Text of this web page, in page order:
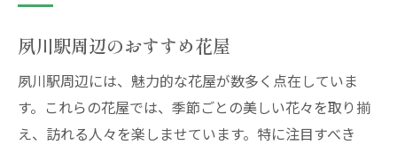
夙川駅周辺のおすすめ花屋
夙川駅周辺には、魅力的な花屋が数多く点在していま
す。これらの花屋では、季節ごとの美しい花々を取り揃
え、訪れる人々を楽しませています。特に注目すべき